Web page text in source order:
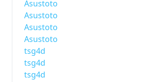
Asustoto
Asustoto
Asustoto
Asustoto
tsg4d
tsg4d
tsg4d